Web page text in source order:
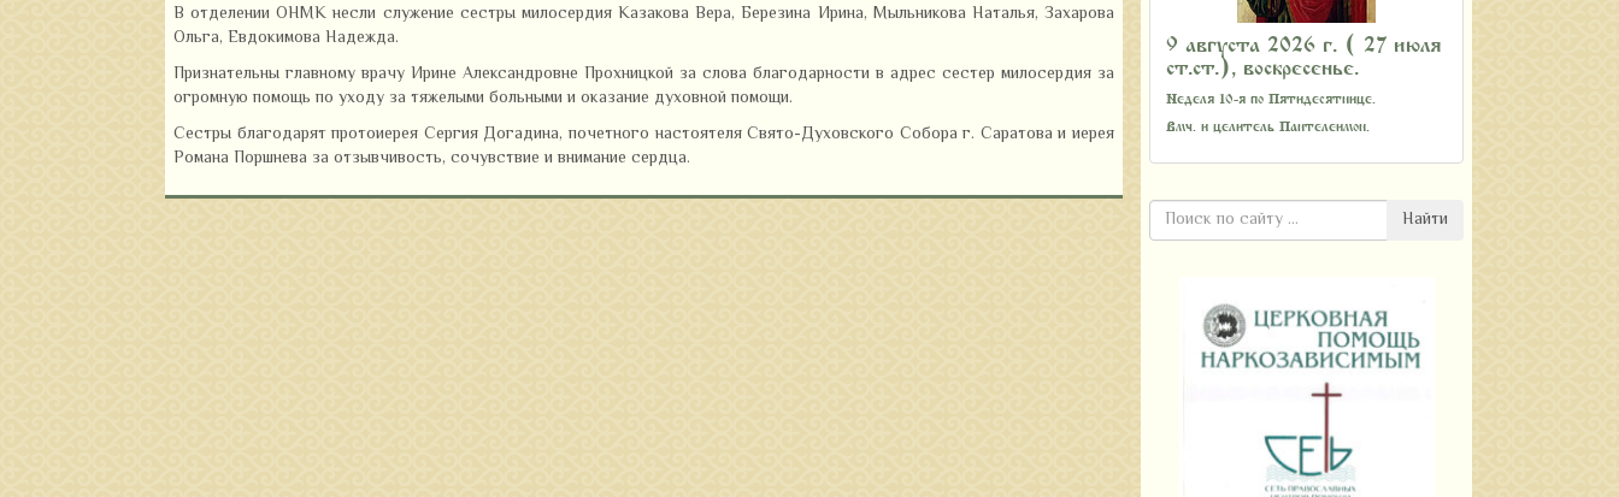
В отделении ОНМК несли служение сестры милосердия Казакова Вера, Березина Ирина, Мыльникова Наталья, Захарова
Ольга, Евдокимова Надежда.
Признательны главному врачу Ирине Александровне Прохницкой за слова благодарности в адрес сестер милосердия за
огромную помощь по уходу за тяжелыми больными и оказание духовной помощи.
Сестры благодарят протоиерея Сергия Догадина, почетного настоятеля Свято-Духовского Собора г. Саратова и иерея
Романа Поршнева за отзывчивость, сочувствие и внимание сердца.
9 августа 2026 г. ( 27 июля
ст.ст.), воскресенье.
Неделя 10-я по Пятидесятнице.
Вмч. и целитель Пантелеимон.
Найти